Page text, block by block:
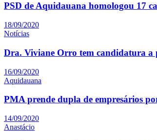
PSD de Aquidauana homologou 17
18/09/2020
Notícias
Dra. Viviane Orro tem candidatura a
16/09/2020
Aquidauana
PMA prende dupla de empresários
14/09/2020
Anastácio